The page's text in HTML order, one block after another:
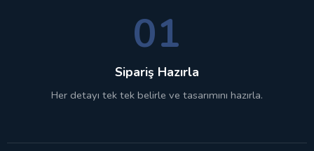
01
Sipariş Hazırla
Her detayı tek tek belirle ve tasarımını hazırla.